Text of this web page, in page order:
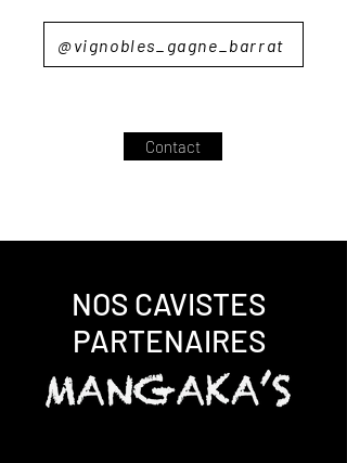
@vignobles_gagne_barrat
Contact
NOS CAVISTES
PARTENAIRES